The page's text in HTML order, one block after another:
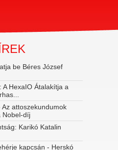
be Béres József
A HexaIO Átalakítja a
attoszekundumok
Karikó Katalin
kapcsán - Herskó